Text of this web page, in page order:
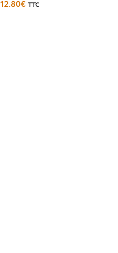
12.80€ TTC